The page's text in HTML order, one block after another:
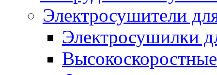
Электросушители
Электросушилки